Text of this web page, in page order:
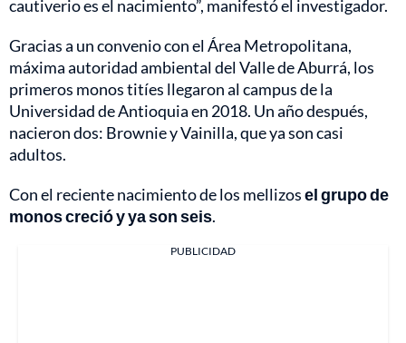
cautiverio es el nacimiento”, manifestó el investigador.
Gracias a un convenio con el Área Metropolitana,
máxima autoridad ambiental del Valle de Aburrá, los
primeros monos titíes llegaron al campus de la
Universidad de Antioquia en 2018. Un año después,
nacieron dos: Brownie y Vainilla, que ya son casi
adultos.
Con el reciente nacimiento de los mellizosel grupo de
monos creció y ya son seis.
PUBLICIDAD